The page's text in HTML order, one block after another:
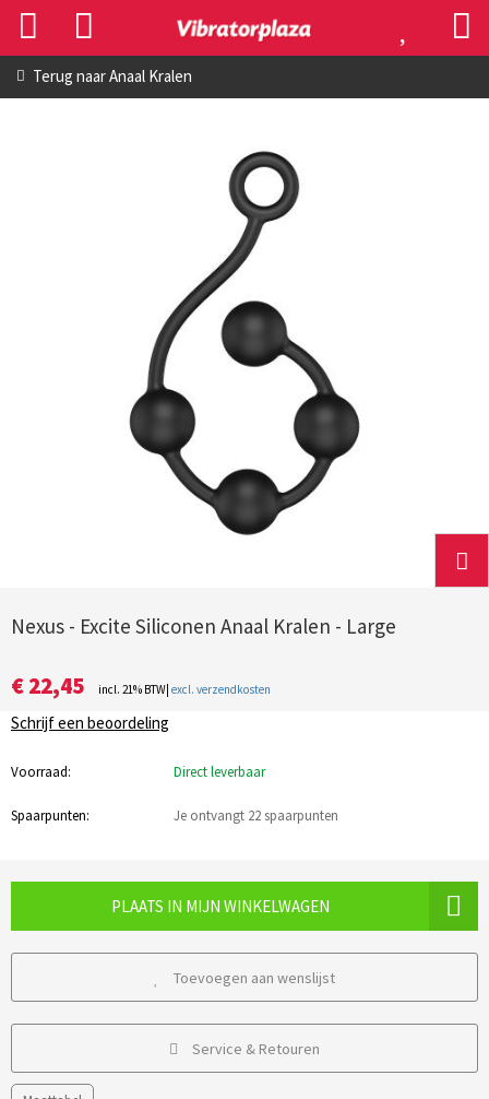
Terug naarAnaal Kralen
Nexus - Excite Siliconen Anaal Kralen - Large
€ 22,45 incl. 21% BTW| excl. verzendkosten
Schrijf een beoordeling
Voorraad: Direct leverbaar
Spaarpunten: Je ontvangt 22 spaarpunten
PLAATS IN MIJN WINKELWAGEN
Toevoegen aan wenslijst
Service & Retouren